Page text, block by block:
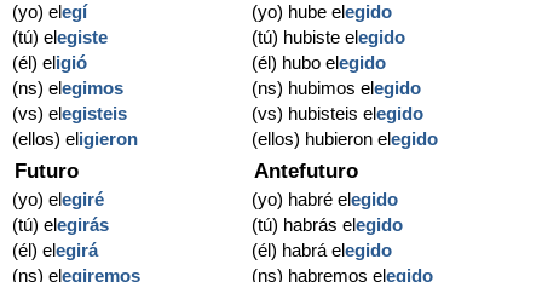
(yo) elegí
(tú) elegiste
(él) eligió
(ns) elegimos
(vs) elegisteis
(ellos) eligieron
(yo) hube elegido
(tú) hubiste elegido
(él) hubo elegido
(ns) hubimos elegido
(vs) hubisteis elegido
(ellos) hubieron elegido
Futuro
(yo) elegiré
(tú) elegirás
(él) elegirá
(ns) elegiremos
Antefuturo
(yo) habré elegido
(tú) habrás elegido
(él) habrá elegido
(ns) habremos elegido